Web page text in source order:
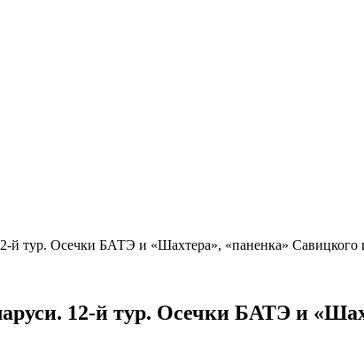
й тур. Осечки БАТЭ и «Шахтера», «паненка»
12-й тур. Осечки БАТЭ и